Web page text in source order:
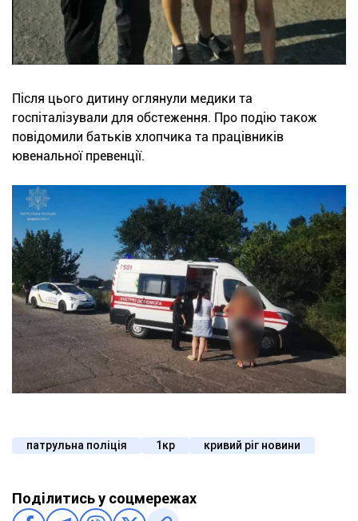
Після цього дитину оглянули медики та
госпіталізували для обстеження. Про подію також
повідомили батьків хлопчика та працівників
ювенальної превенції.
патрульна поліція 1кр кривий ріг новини
Поділитись у соцмережах